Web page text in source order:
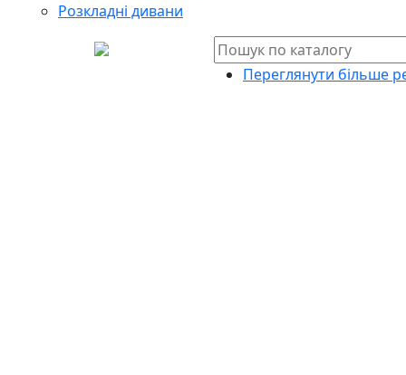
Розкладні дивани
Переглянути більше